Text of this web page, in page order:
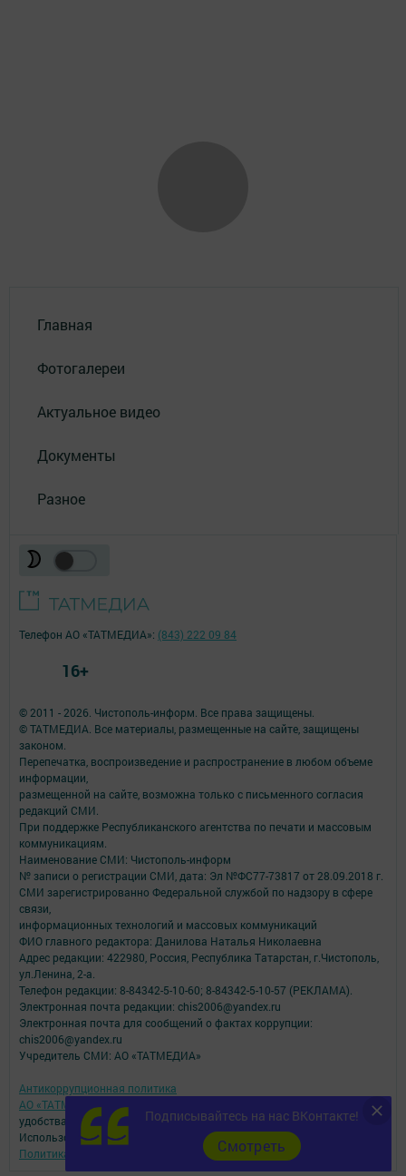
Главная
Фотогалереи
Актуальное видео
Документы
Разное
Подписывайтесь на нас ВКонтакте!
Cмотреть
© 2011 - 2026. Чистополь-информ. Все права защищены.
© ТАТМЕДИА. Все материалы, размещенные на сайте, защищены
законом.
Перепечатка, воспроизведение и распространение в любом объеме
информации,
размещенной на сайте, возможна только с письменного согласия
редакций СМИ.
При поддержке Республиканского агентства по печати и массовым
коммуникациям.
Наименование СМИ: Чистополь-информ
№ записи о регистрации СМИ, дата: Эл №ФС77-73817 от 28.09.2018 г.
СМИ зарегистрированно Федеральной службой по надзору в сфере
связи,
информационных технологий и массовых коммуникаций
ФИО главного редактора: Данилова Наталья Николаевна
Адрес редакции: 422980, Россия, Республика Татарстан, г.Чистополь,
ул.Ленина, 2-а.
Телефон редакции: 8-84342-5-10-60; 8-84342-5-10-57 (РЕКЛАМА).
Электронная почта редакции: chis2006@yandex.ru
Электронная почта для сообщений о фактах коррупции:
chis2006@yandex.ru
Учредитель СМИ: АО «ТАТМЕДИА»
Антикоррупционная политика
АО «ТАТМЕДИА» использует «cookie»
для персонализации сервисов и
удобства пользователей сайтом.
Использование «cookie» можно отменить в настройках браузера.
Политика конфиденциальности
Телефон АО «ТАТМЕДИА»: (843) 222 09 84
16+